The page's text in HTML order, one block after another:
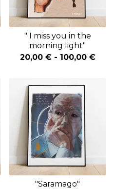
" I miss you in the
morning light"
20,00 €- 100,00 €
"Saramago"